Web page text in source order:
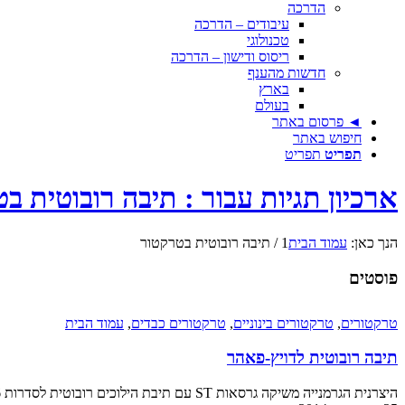
הדרכה
עיבודים – הדרכה
טכנולוגי
ריסוס ודישון – הדרכה
חדשות מהענף
בארץ
בעולם
◄ פרסום באתר
חיפוש באתר
תפריט תפריט
ארכיון תגיות עבור : תיבה רובוטית
הנך כאן: עמוד הבית1
/ תיבה רובוטית בטרקטור
פוסטים
טרקטורים, טרקטורים בינוניים, טרקטורים כבדים, עמוד הבית
תיבה רובוטית לדויץ-פאהר
היצרנית הגרמנייה משיקה גרסאות ST עם תיבת הילוכים רובוטית לסדרות 6 ו-7